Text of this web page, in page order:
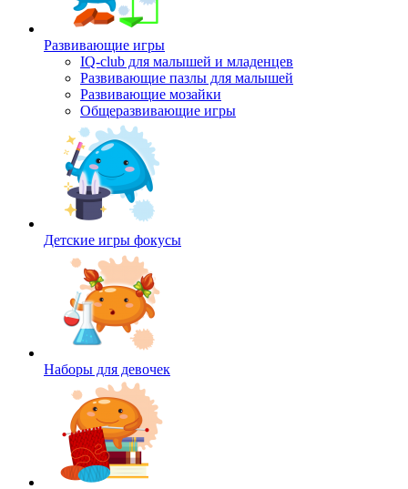
Развивающие игры
IQ-club для малышей и младенцев
Развивающие пазлы для малышей
Развивающие мозайки
Общеразвивающие игры
Детские игры фокусы
Наборы для девочек